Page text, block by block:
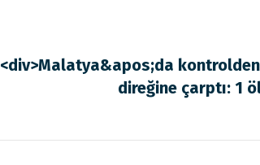
<div>Malatya&apos;da
direğine çarptı: 1